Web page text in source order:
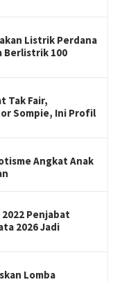
Listrik Perdana
Berlistrik 100
Tak Fair,
Sompie, Ini Profil
Angkat Anak
Penjabat
2026 Jadi
Lomba